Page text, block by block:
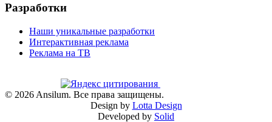
Разработки
Наши уникальные разработки
Интерактивная реклама
Реклама на ТВ
© 2026 Ansilum. Все права защищены.
Design by Lotta Design
Developed by Solid